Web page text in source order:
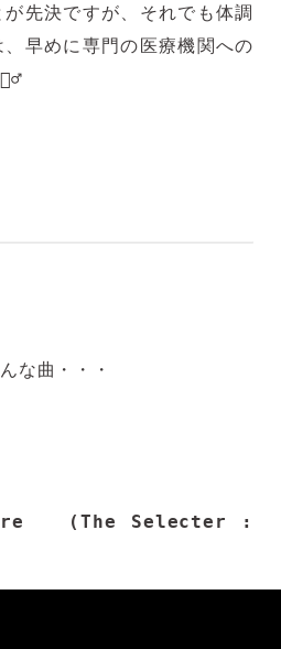
先決ですが、それでも体調
早めに専門の医療機関への
な曲・・・
(The Selecter :